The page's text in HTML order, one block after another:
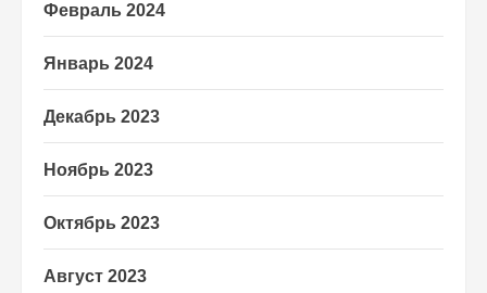
Февраль 2024
Январь 2024
Декабрь 2023
Ноябрь 2023
Октябрь 2023
Август 2023